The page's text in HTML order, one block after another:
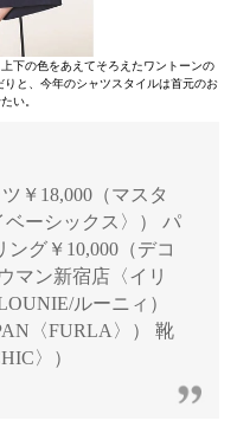
下の色をあえてそろえたワントーンの
と、今年のシャツスタイルは首元のお
い。
￥18,000（マスタ
ーシックス〉） パ
ング￥10,000（デコ
マン新宿店〈イリ
ルーニィ）
〈FURLA〉） 靴
〉）